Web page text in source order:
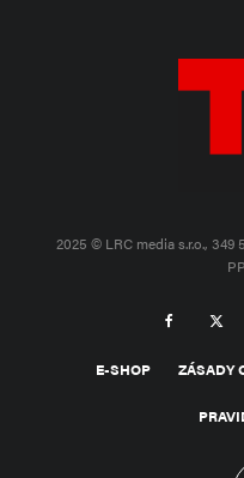
2025 © LRC media s.r.o., 349
E-SHOP ZÁSADY